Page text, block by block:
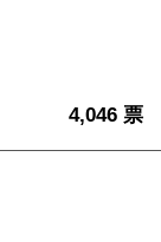
4,046 票